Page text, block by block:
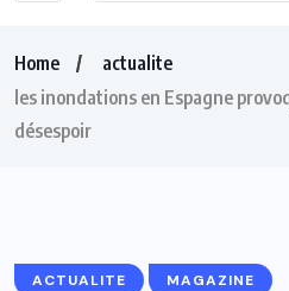
Home
actualite
les inondations en Espagne
désespoir
ACTUALITE MAGAZINE